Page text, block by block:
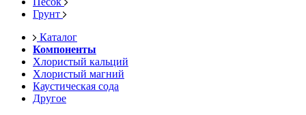
Грунт
Каталог
Компоненты
Хлористый кальций
Хлористый магний
Каустическая сода
Другое